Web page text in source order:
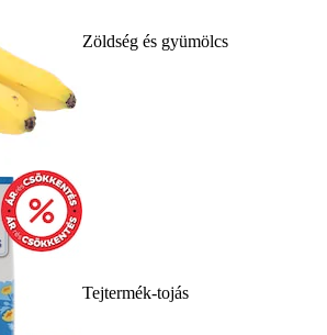
Zöldség és gyümölcs
Tejtermék-tojás